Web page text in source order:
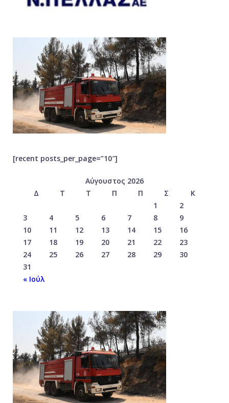
[recent posts_per_page=”10″]
Αύγουστος 2026
Δ
Τ Τ Π Π Σ
Κ
1
2
3
4 5 6 7 8
9
10
11 12 13 14 15
16
17
18 19 20 21 22
23
24
25 26 27 28 29
30
31
« Ιούλ